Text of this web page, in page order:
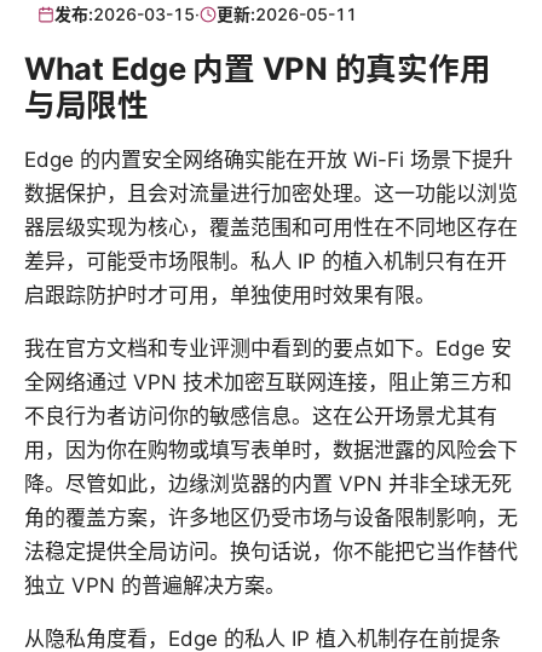
发布:2026-03-15· 更新:2026-05-11
What Edge 内置 VPN 的真实作用
与局限性
Edge 的内置安全网络确实能在开放 Wi-Fi 场景下提升
数据保护，且会对流量进行加密处理。这一功能以浏览
器层级实现为核心，覆盖范围和可用性在不同地区存在
差异，可能受市场限制。私人 IP 的植入机制只有在开
启跟踪防护时才可用，单独使用时效果有限。
我在官方文档和专业评测中看到的要点如下。Edge 安
全网络通过 VPN 技术加密互联网连接，阻止第三方和
不良行为者访问你的敏感信息。这在公开场景尤其有
用，因为你在购物或填写表单时，数据泄露的风险会下
降。尽管如此，边缘浏览器的内置 VPN 并非全球无死
角的覆盖方案，许多地区仍受市场与设备限制影响，无
法稳定提供全局访问。换句话说，你不能把它当作替代
独立 VPN 的普遍解决方案。
从隐私角度看，Edge 的私人 IP 植入机制存在前提条